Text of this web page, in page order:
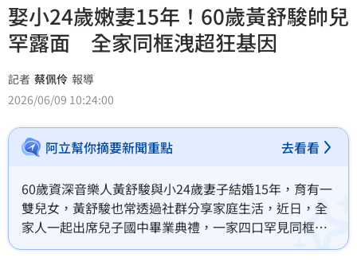
娶小24歲嫩妻15年！60歲黃舒駿帥兒
罕露面 全家同框洩超狂基因
記者 蔡佩伶 報導
2026/06/09 10:24:00
阿立幫你摘要新聞重點 去看看
60歲資深音樂人黃舒駿與小24歲妻子結婚15年，育有一
雙兒女，黃舒駿也常透過社群分享家庭生活，近日，全
家人一起出席兒子國中畢業典禮，一家四口罕見同框，
超強基因也受到網友的討論。蔡佩伶報導